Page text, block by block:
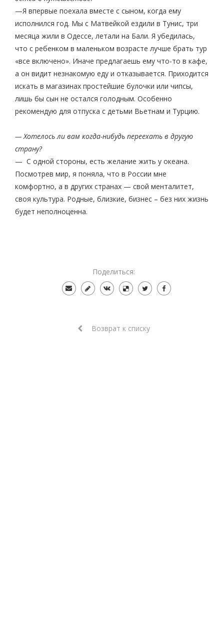
—Я впервые поехала вместе с сыном, когда ему
исполнился год. Мы с Матвейкой ездили в Тунис, три
месяца жили в Одессе, летали на Бали. Я убедилась,
что с ребенком в маленьком возрасте лучше брать тур
«все включено». Иначе предлагаешь ему что-то в кафе,
а он видит незнакомую еду и отказывается. Приходится
искать в магазинах простейшие булочки или чипсы,
лишь бы сын не остался голодным. Особенно
рекомендую для отпуска с детьми Вьетнам и Турцию.
— Хотелось ли вам когда-нибудь переехать в другую
страну?
— С одной стороны, есть желание жить у океана.
Посмотрев мир, я поняла, что в России мне
комфортно, а в других странах — свой менталитет,
своя культура. Родные, близкие, бизнес – без них жизнь
будет неполноценна.
Поделиться:
Возврат к списку